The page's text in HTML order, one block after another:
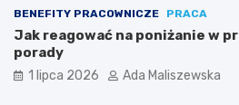
BENEFITY PRACOWNICZE PRACA
Jak reagować na poniżanie w
porady
1 lipca 2026 Ada Maliszewska